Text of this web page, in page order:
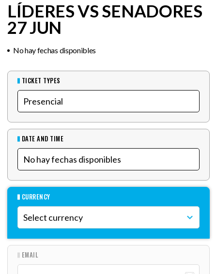
LÍDERES VS SENADORES
27 JUN
No hay fechas disponibles
TICKET TYPES
DATE AND TIME
CURRENCY
EMAIL